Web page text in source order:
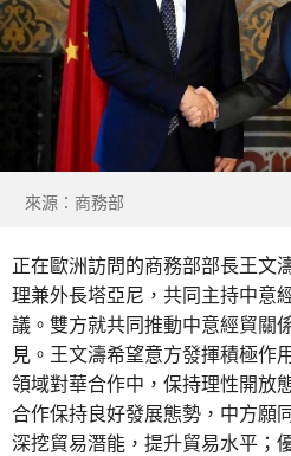
來源：商務部
正在歐洲訪問的商務部部長王文
理兼外長塔亞尼，共同主持中意
議。雙方就共同推動中意經貿關
見。王文濤希望意方發揮積極作
領域對華合作中，保持理性開放
合作保持良好發展態勢，中方願
深挖貿易潛能，提升貿易水平；